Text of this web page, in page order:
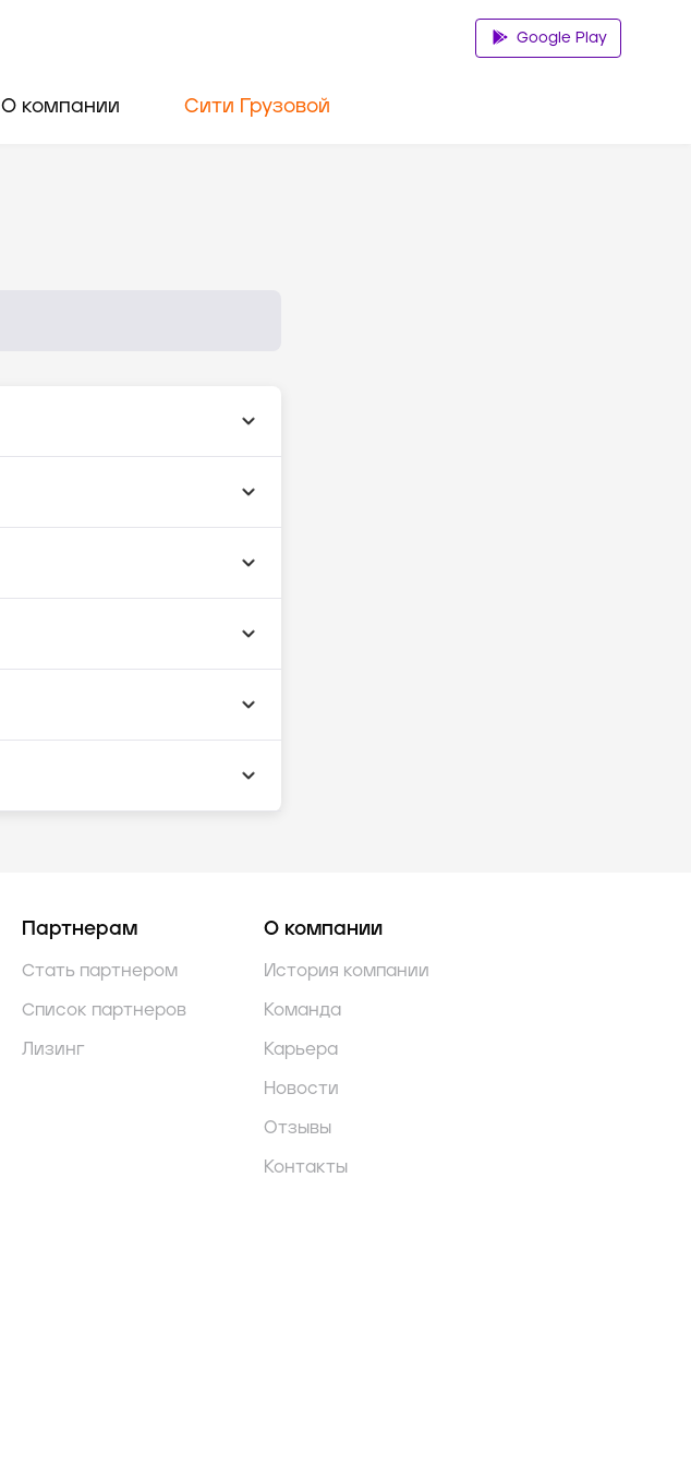
Google Play
О компании Сити Грузовой
Партнерам
Стать партнером
Список партнеров
Лизинг
О компании
История компании
Команда
Карьера
Новости
Отзывы
Контакты